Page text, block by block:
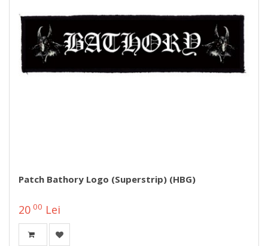
Patch Bathory Logo (superstrip) (HBG)
20 00 Lei